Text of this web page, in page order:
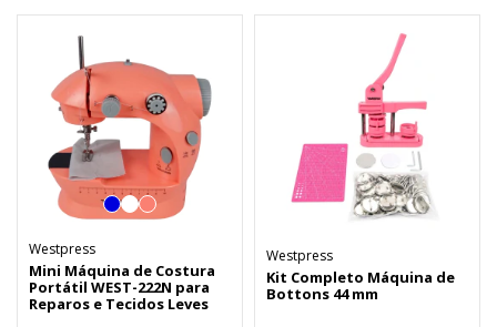
Westpress
Mini Máquina de Costura
Portátil WEST-222N para
Reparos e Tecidos Leves
Westpress
Kit Completo Máquina de
Bottons 44 mm